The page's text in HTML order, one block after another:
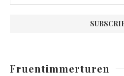
Fruentimmerturen